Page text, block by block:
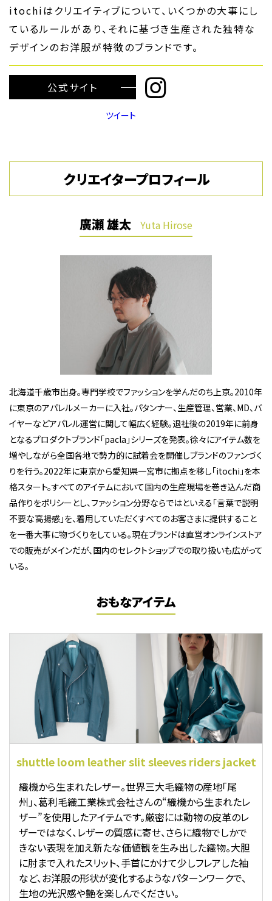
itochiはクリエイティブについて、いくつかの大事にし
ているルールがあり、それに基づき生産された独特な
デザインのお洋服が特徴のブランドです。
公式サイト
ツイート
クリエイタープロフィール
廣瀬 雄太 Yuta Hirose
北海道千歳市出身。専門学校でファッションを学んだのち上京。2010年
に東京のアパレルメーカーに入社。パタンナー、生産管理、営業、MD、バ
イヤーなどアパレル運営に関して幅広く経験。退社後の2019年に前身
となるプロダクトブランド「pacla」シリーズを発表。徐々にアイテム数を
増やしながら全国各地で勢力的に試着会を開催しブランドのファンづく
りを行う。2022年に東京から愛知県一宮市に拠点を移し「itochi」を本
格スタート。すべてのアイテムにおいて国内の生産現場を巻き込んだ商
品作りをポリシーとし、ファッション分野ならではといえる「言葉で説明
不要な高揚感」を、着用していただくすべてのお客さまに提供すること
を一番大事に物づくりをしている。現在ブランドは直営オンラインストア
での販売がメインだが、国内のセレクトショップでの取り扱いも広がって
いる。
おもなアイテム
shuttle loom leather slit sleeves riders jacket
織機から生まれたレザー。世界三大毛織物の産地「尾
州」、葛利毛織工業株式会社さんの“織機から生まれたレ
ザー”を使用したアイテムです。厳密には動物の皮革のレ
ザーではなく、レザーの質感に寄せ、さらに織物でしかで
きない表現を加え新たな価値観を生み出した織物。大胆
に肘まで入れたスリット、手首にかけて少しフレアした袖
など、お洋服の形状が変化するようなパターンワークで、
生地の光沢感や艶を楽しんでください。